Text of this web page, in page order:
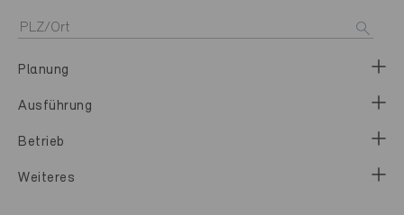
Planung
Ausführung
Betrieb
Weiteres